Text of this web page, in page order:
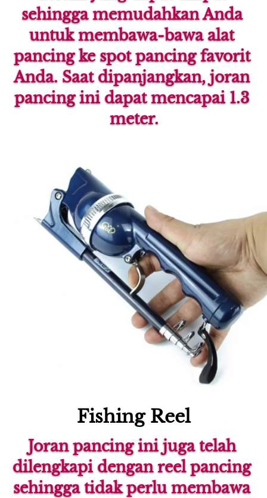
sehingga memudahkan Anda
untuk membawa-bawa alat
pancing ke spot pancing favorit
Anda. Saat dipanjangkan, joran
pancing ini dapat mencapai 1.3
meter.
Fishing Reel
Joran pancing ini juga telah
dilengkapi dengan reel pancing
sehingga tidak perlu membawa